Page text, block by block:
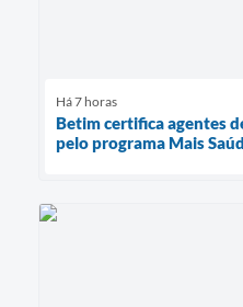
Há 7 horas
Betim certifica agentes
pelo programa Mais